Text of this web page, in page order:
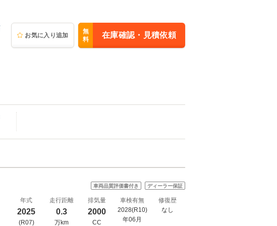
お気に入り追加
無
料
在庫確認・見積依頼
車両品質評価書付き ディーラー保証
年式
2025
(R07)
走行距離
0.3
万km
排気量
2000
CC
車検有無
2028(R10)
年06月
修復歴
なし